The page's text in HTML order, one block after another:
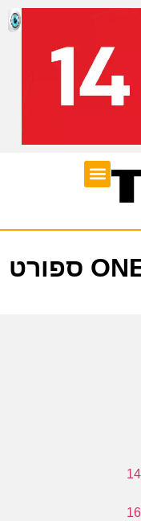
לוח שידורים יומי: ONE ספורט